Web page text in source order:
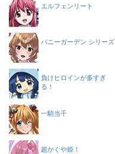
エルフェンリート
バニーガーデン シリーズ
負けヒロインが多すぎ
る！
一騎当千
超かぐや姫！